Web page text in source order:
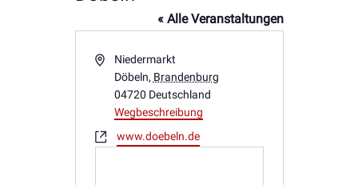
« Alle Veranstaltungen
AdresseNiedermarkt
Döbeln, Brandenburg
04720 Deutschland
Wegbeschreibung
Webseitewww.doebeln.de